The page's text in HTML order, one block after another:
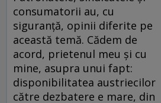
consumatorii au, cu
siguranţă, opinii diferite pe
această temă. Cădem de
acord, prietenul meu şi cu
mine, asupra unui fapt:
disponibilitatea austriecilor
către dezbatere e mare, din